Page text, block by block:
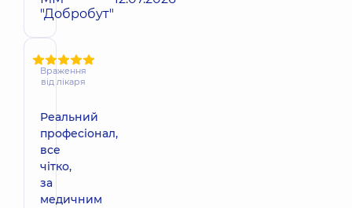
"Добробут"
Враження
від лікаря
Реальний
професіонал,
все
чітко,
за
медичним